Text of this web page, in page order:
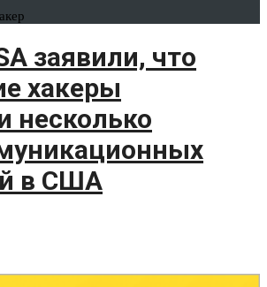
заявили, что
хакеры
несколько
в США